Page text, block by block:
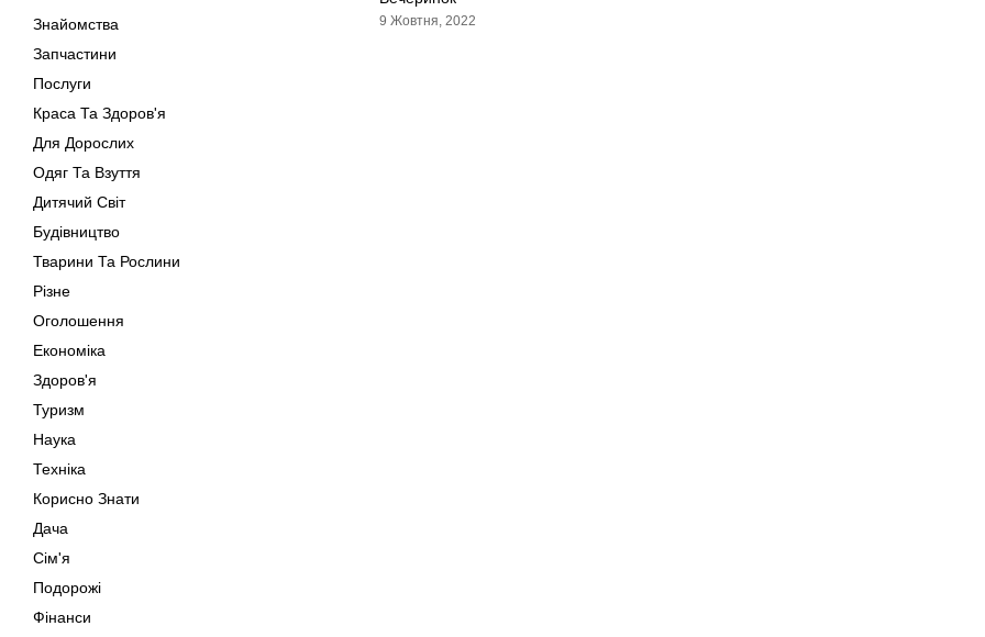
Знайомства
Запчастини
Послуги
Краса Та Здоров'я
Для Дорослих
Одяг Та Взуття
Дитячий Світ
Будівництво
Тварини Та Рослини
Різне
Оголошення
Економіка
Здоров'я
Туризм
Наука
Техніка
Корисно Знати
Дача
Сім'я
Подорожі
Фінанси
9 Жовтня, 2022